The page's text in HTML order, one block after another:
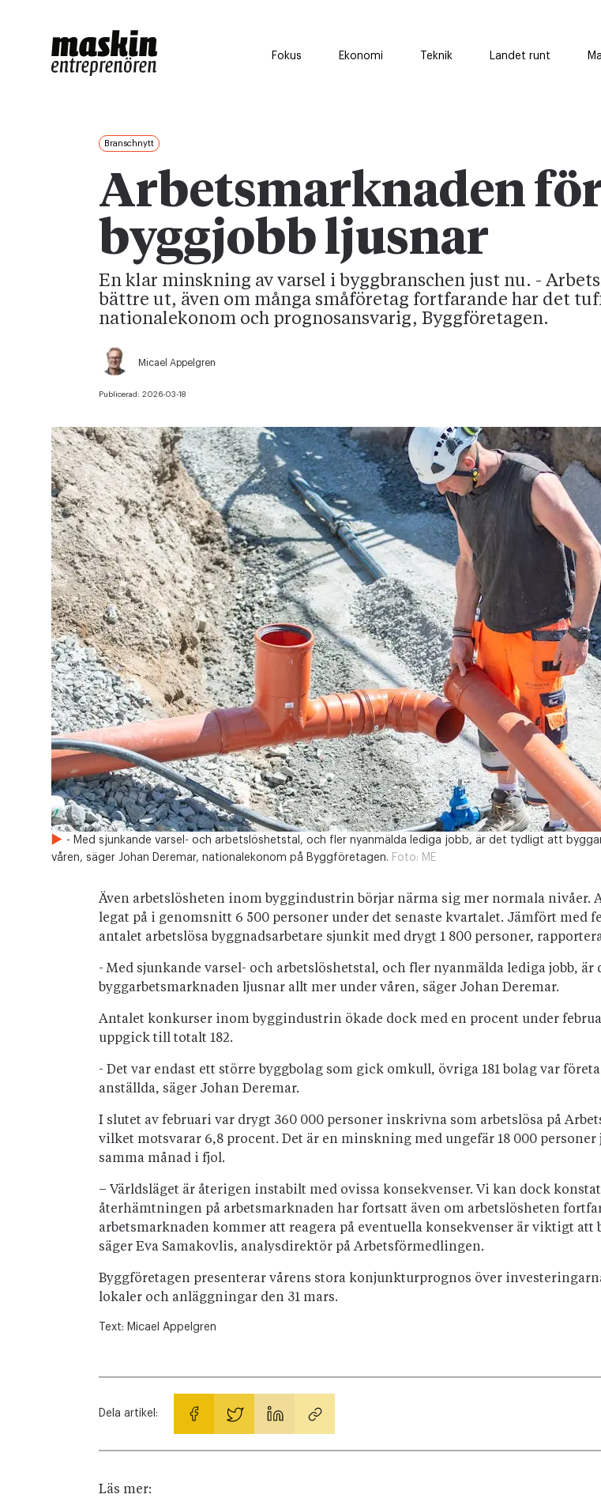
Fokus Ekonomi Teknik Landet runt
Branschnytt
Arbetsmarknaden
byggjobb ljusnar
En klar minskning av varsel i byggbranschen just nu. -
bättre ut, även om många småföretag fortfarande har det
nationalekonom och prognosansvarig, Byggföretagen.
Micael Appelgren
Publicerad: 2026-03-18
- Med sjunkande varsel- och arbetslöshetstal, och fler nyanmälda lediga jobb, är det tydligt att
våren, säger Johan Deremar, nationalekonom på Byggföretagen. Foto: ME
Även arbetslösheten inom byggindustrin börjar närma sig mer normala nivåer.
legat på i genomsnitt 6 500 personer under det senaste kvartalet. Jämfört med
antalet arbetslösa byggnadsarbetare sjunkit med drygt 1 800 personer,
- Med sjunkande varsel- och arbetslöshetstal, och fler nyanmälda lediga jobb, är
byggarbetsmarknaden ljusnar allt mer under våren, säger Johan Deremar.
Antalet konkurser inom byggindustrin ökade dock med en procent under
uppgick till totalt 182.
- Det var endast ett större byggbolag som gick omkull, övriga 181 bolag var
anställda, säger Johan Deremar.
I slutet av februari var drygt 360 000 personer inskrivna som arbetslösa på
vilket motsvarar 6,8 procent. Det är en minskning med ungefär 18 000 personer
samma månad i fjol.
– Världsläget är återigen instabilt med ovissa konsekvenser. Vi kan dock
återhämtningen på arbetsmarknaden har fortsatt även om arbetslösheten
arbetsmarknaden kommer att reagera på eventuella konsekvenser är viktigt att
säger Eva Samakovlis, analysdirektör på Arbetsförmedlingen.
Byggföretagen presenterar vårens stora konjunkturprognos över
lokaler och anläggningar den 31 mars.
Text: Micael Appelgren
Dela artikel:
Läs mer: